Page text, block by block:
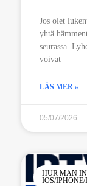
Jos olet
yhtä
seurassa.
voivat
LÄS MER »
05/07/2026
HUR MAN
IOS/